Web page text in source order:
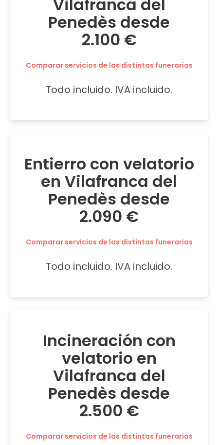
Vilafranca del
Penedès desde
2.100 €
Comparar servicios de las distintas funerarias
Todo incluido. IVA incluido.
Entierro con velatorio
en Vilafranca del
Penedès desde
2.090 €
Comparar servicios de las distintas funerarias
Todo incluido. IVA incluido.
Incineración con
velatorio en
Vilafranca del
Penedès desde
2.500 €
Comparar servicios de las distintas funerarias